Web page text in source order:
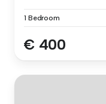
1 Bedroom
€ 400